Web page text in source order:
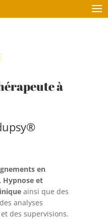
à
en
Hypnose et
ainsi que des
analyses
des supervisions.